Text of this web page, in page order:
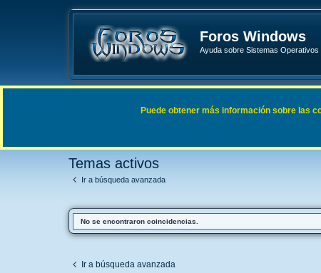
Foros Windows
Ayuda sobre Sistemas
Enlaces rápidos FAQ
Temas activos
Ir a búsqueda avanzada
No se encontraron coincidencias.
Ir a búsqueda avanzada
Puede obtener más información sobre las